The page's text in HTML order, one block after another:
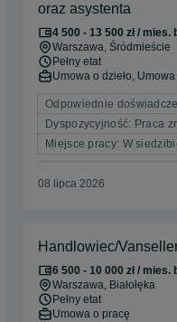
oraz asystenta
4 500 - 13 500 zł / mies.
Warszawa, Śródmieście
Pełny etat
Umowa o dzieło,
Odpowiednie
Dyspozycyjność: Praca
Miejsce pracy: W
08 lipca 2026
Handlowiec/
6 500 - 10 000 zł / mies.
Warszawa, Białołęka
Pełny etat
Umowa o pracę